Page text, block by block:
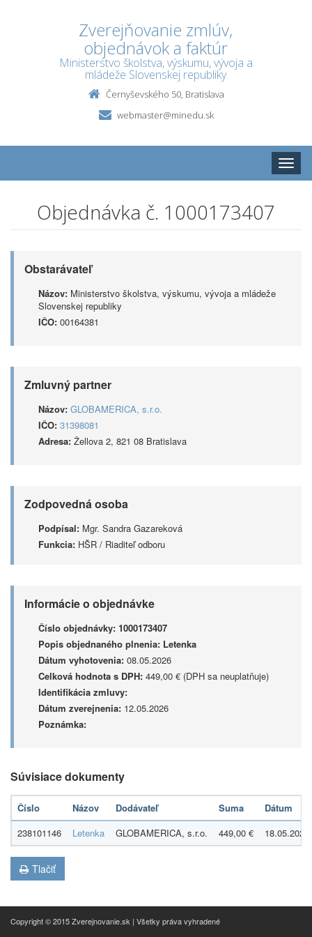
Zverejňovanie zmlúv,
objednávok a faktúr
Ministerstvo školstva, výskumu, vývoja a
mládeže Slovenskej republiky
Černyševského 50, Bratislava
webmaster@minedu.sk
Toggle
Objednávka č. 1000173407
Obstarávateľ
Názov: Ministerstvo školstva, výskumu, vývoja a mládeže
Slovenskej republiky
IČO: 00164381
Zmluvný partner
Názov: GLOBAMERICA, s.r.o.
IČO: 31398081
Adresa: Žellova 2, 821 08 Bratislava
Zodpovedná osoba
Podpísal: Mgr. Sandra Gazareková
Funkcia: HŠR / Riaditeľ odboru
Informácie o objednávke
Číslo objednávky: 1000173407
Popis objednaného plnenia: Letenka
Dátum vyhotovenia: 08.05.2026
Celková hodnota s DPH: 449,00 € (DPH sa neuplatňuje)
Identifikácia zmluvy:
Dátum zverejnenia: 12.05.2026
Poznámka:
Súvisiace dokumenty
Číslo Názov Dodávateľ Suma
Dátum
238101146
Letenka GLOBAMERICA, s.r.o. 449,00 € 18.05.2026
Tlačiť
Copyright © 2015 Zverejnovanie.sk | Všetky práva vyhradené